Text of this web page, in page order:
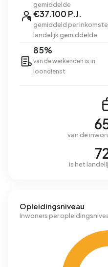
gemiddelde
€37.100 P.J.
gemiddeld per
landelijk gemiddelde
85%
van de werkenden is in
loondienst
van de
is het
Opleidingsniveau
Inwoners per